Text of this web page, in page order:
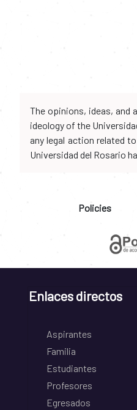
The opinions, ideas, and
ideology of the
any legal action related
Universidad del Rosario
Policies
Enlaces directos
Aspirantes
Familia
Estudiantes
Profesores
Egresados